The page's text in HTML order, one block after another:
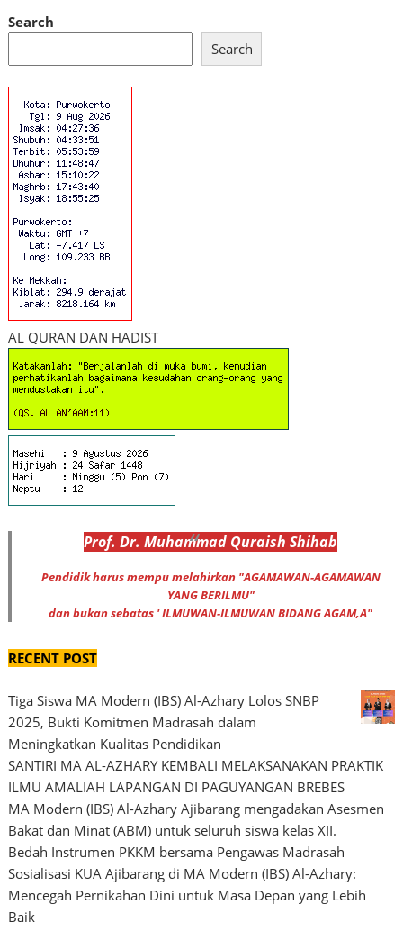
Search
Search
AL QURAN DAN HADIST
Prof. Dr. Muhammad Quraish Shihab
Pendidik harus mempu melahirkan "AGAMAWAN-AGAMAWAN
YANG BERILMU"
dan bukan sebatas ' ILMUWAN-ILMUWAN BIDANG AGAM,A"
RECENT POST
Tiga Siswa MA Modern (IBS) Al-Azhary Lolos SNBP
2025, Bukti Komitmen Madrasah dalam
Meningkatkan Kualitas Pendidikan
SANTIRI MA AL-AZHARY KEMBALI MELAKSANAKAN PRAKTIK
ILMU AMALIAH LAPANGAN DI PAGUYANGAN BREBES
MA Modern (IBS) Al-Azhary Ajibarang mengadakan Asesmen
Bakat dan Minat (ABM) untuk seluruh siswa kelas XII.
Bedah Instrumen PKKM bersama Pengawas Madrasah
Sosialisasi KUA Ajibarang di MA Modern (IBS) Al-Azhary:
Mencegah Pernikahan Dini untuk Masa Depan yang Lebih
Baik